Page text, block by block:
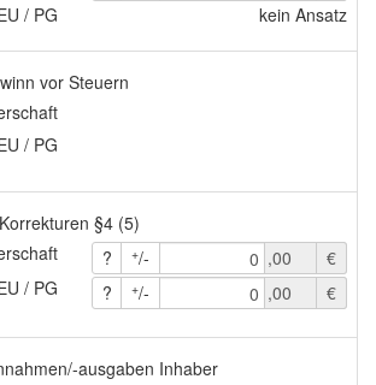
/ PG
kein Ansatz
vor Steuern
/ PG
§4 (5)
? +/- 0 ,00
€
/ PG
? +/- 0 ,00 €
ausgaben Inhaber